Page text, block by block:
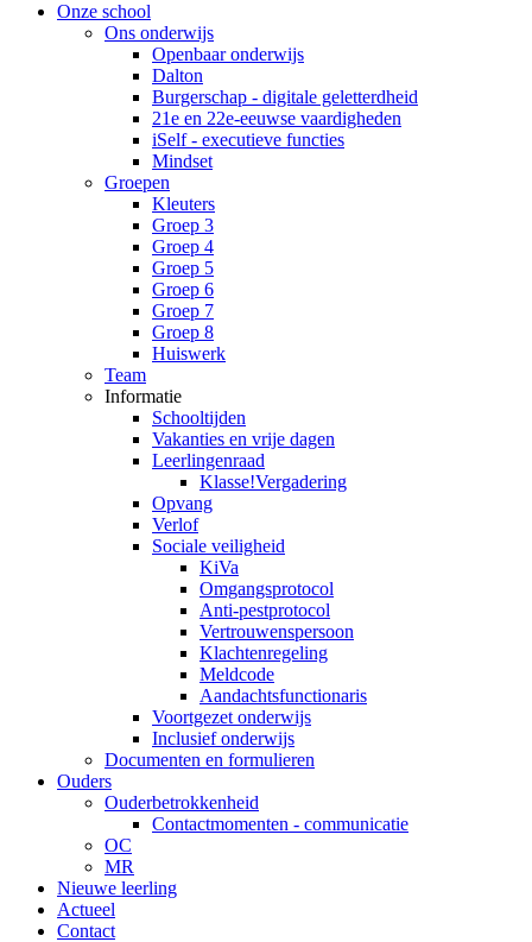
Onze school
Ons onderwijs
Openbaar onderwijs
Dalton
Burgerschap - digitale geletterdheid
21e en 22e-eeuwse vaardigheden
iSelf - executieve functies
Mindset
Groepen
Kleuters
Groep 3
Groep 4
Groep 5
Groep 6
Groep 7
Groep 8
Huiswerk
Team
Informatie
Schooltijden
Vakanties en vrije dagen
Leerlingenraad
Klasse!Vergadering
Opvang
Verlof
Sociale veiligheid
KiVa
Omgangsprotocol
Anti-pestprotocol
Vertrouwenspersoon
Klachtenregeling
Meldcode
Aandachtsfunctionaris
Voortgezet onderwijs
Inclusief onderwijs
Documenten en formulieren
Ouders
Ouderbetrokkenheid
Contactmomenten - communicatie
OC
MR
Nieuwe leerling
Actueel
Contact